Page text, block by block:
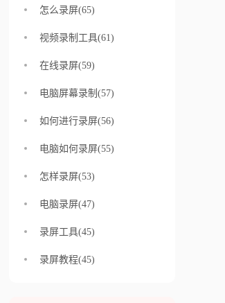
怎么录屏(65)
视频录制工具(61)
在线录屏(59)
电脑屏幕录制(57)
如何进行录屏(56)
电脑如何录屏(55)
怎样录屏(53)
电脑录屏(47)
录屏工具(45)
录屏教程(45)